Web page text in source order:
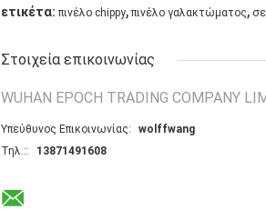
ετικέτα: πινέλο chippy, πινέλο γαλακτώματος,
Στοιχεία επικοινωνίας
WUHAN EPOCH TRADING COMPANY
Υπεύθυνος Επικοινωνίας:
wolffwang
Τηλ.::
13871491608